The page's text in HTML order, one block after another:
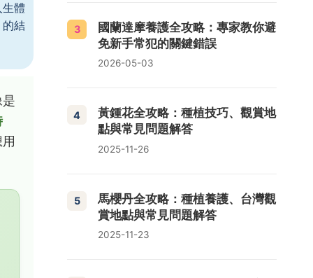
體
的結
3
國蘭達摩養護全攻略：專家教你避
免新手常犯的關鍵錯誤
2026-05-03
4
黃鍾花全攻略：種植技巧、觀賞地
點與常見問題解答
2025-11-26
5
馬櫻丹全攻略：種植養護、台灣觀
賞地點與常見問題解答
2025-11-23